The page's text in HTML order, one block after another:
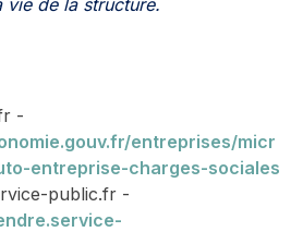
-
entreprises/micr
entreprise-charges-sociales
public.fr -